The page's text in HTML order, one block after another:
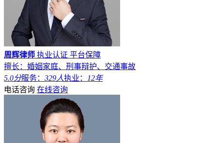
周辉律师 执业认证 平台保障
擅长：婚姻家庭、刑事辩护、交通事故
5.0分服务： 329人执业： 12年
电话咨询 在线咨询